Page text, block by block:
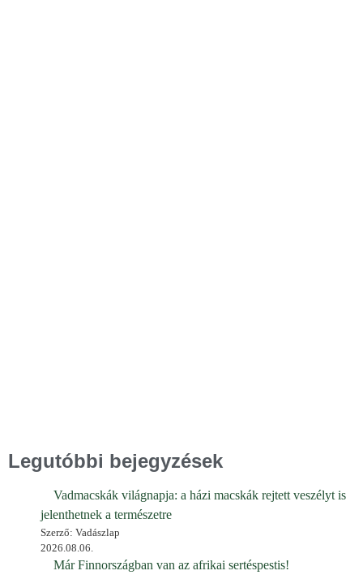
Legutóbbi bejegyzések
Vadmacskák világnapja: a házi macskák rejtett veszélyt is
jelenthetnek a természetre
Szerző: Vadászlap
2026.08.06.
Már Finnországban van az afrikai sertéspestis!